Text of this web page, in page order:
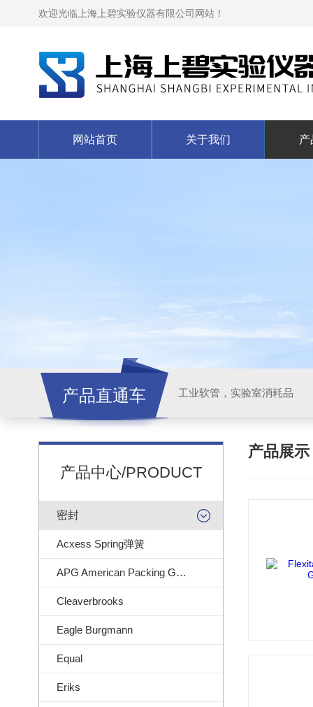
欢迎光临上海上碧实验仪器有限公司网站！
网站首页 关于我们 产
产品直通车 工业软管，实验室消耗品
产品中心/PRODUCT
密封
Acxess Spring弹簧
APG American Packing Gasket
Cleaverbrooks
Eagle Burgmann
Equal
Eriks
产品展示